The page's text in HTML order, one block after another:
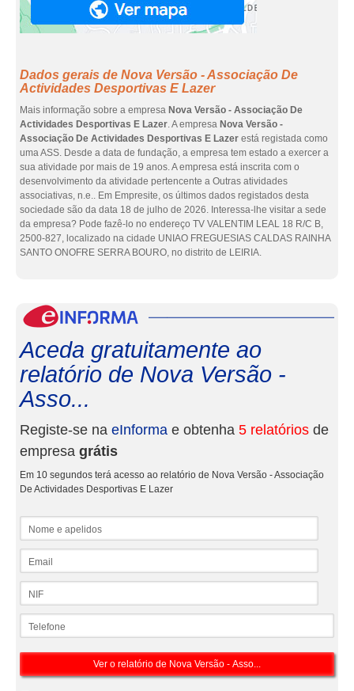
Dados gerais de Nova Versão - Associação De
Actividades Desportivas E Lazer
Mais informação sobre a empresa Nova Versão - Associação De
Actividades Desportivas E Lazer. A empresa Nova Versão -
Associação De Actividades Desportivas E Lazer está registada como
uma ASS. Desde a data de fundação, a empresa tem estado a exercer a
sua atividade por mais de 19 anos. A empresa está inscrita com o
desenvolvimento da atividade pertencente a Outras atividades
associativas, n.e.. Em Empresite, os últimos dados registados desta
sociedade são da data 18 de julho de 2026. Interessa-lhe visitar a sede
da empresa? Pode fazê-lo no endereço TV VALENTIM LEAL 18 R/C B,
2500-827, localizado na cidade UNIAO FREGUESIAS CALDAS RAINHA
SANTO ONOFRE SERRA BOURO, no distrito de LEIRIA.
Aceda gratuitamente ao
relatório de Nova Versão -
Asso...
Registe-se na eInforma e obtenha 5 relatórios de
empresa grátis
Em 10 segundos terá acesso ao relatório de Nova Versão - Associação
De Actividades Desportivas E Lazer